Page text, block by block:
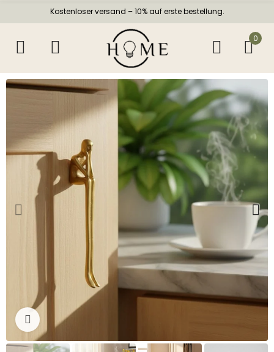
Kostenloser versand – 10% auf erste bestellung.
0
Zum Vergrößern anklicken